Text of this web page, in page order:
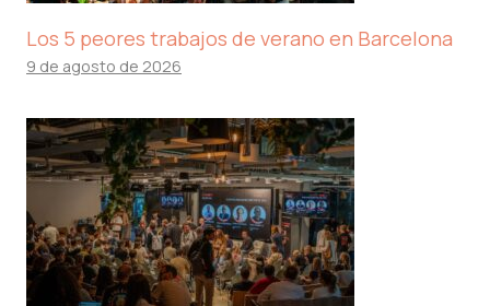
Los 5 peores trabajos de verano en Barcelona
9 de agosto de 2026